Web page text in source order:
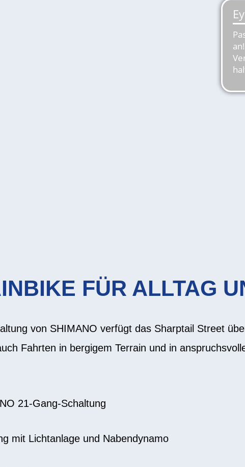
FÜR ALLTAG
von SHIMANO verfügt das Sharptail Street
Fahrten in bergigem Terrain und in
21-Gang-Schaltung
mit Lichtanlage und Nabendynamo